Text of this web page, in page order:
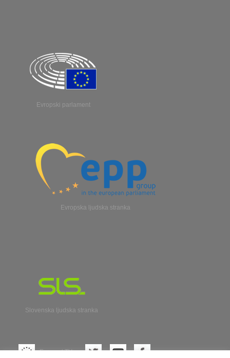
Evropski parlament
Evropska ljudska stranka
Slovenska ljudska stranka
Evroparl TV